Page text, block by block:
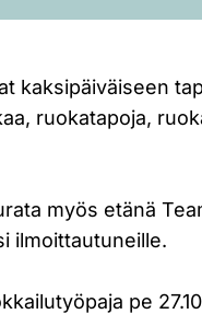
kaksipäiväiseen
ruokatapoja,
myös etänä
ilmoittautuneille.
pe